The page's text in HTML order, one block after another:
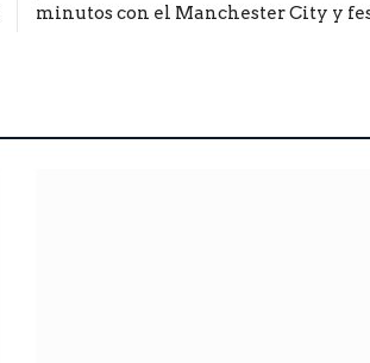
minutos con el Manchester City y